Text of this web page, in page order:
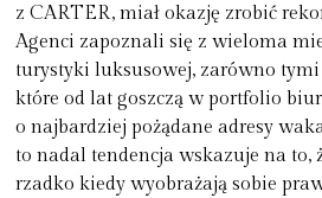
z CARTER, miał okazję zrobić
Agenci zapoznali się z wieloma
turystyki luksusowej, zarówno
które od lat goszczą w portfolio
o najbardziej pożądane adresy
to nadal tendencja wskazuje na to,
rzadko kiedy wyobrażają sobie